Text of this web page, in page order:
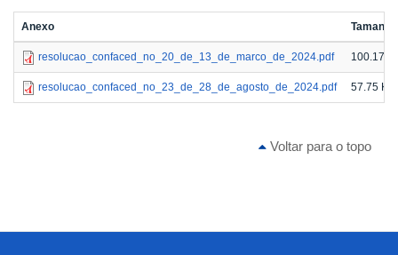
Anexo Tamanho
resolucao_confaced_no_20_de_13_de_marco_de_2024.pdf 100.17
resolucao_confaced_no_23_de_28_de_agosto_de_2024.pdf 57.75 KB
Voltar para o topo